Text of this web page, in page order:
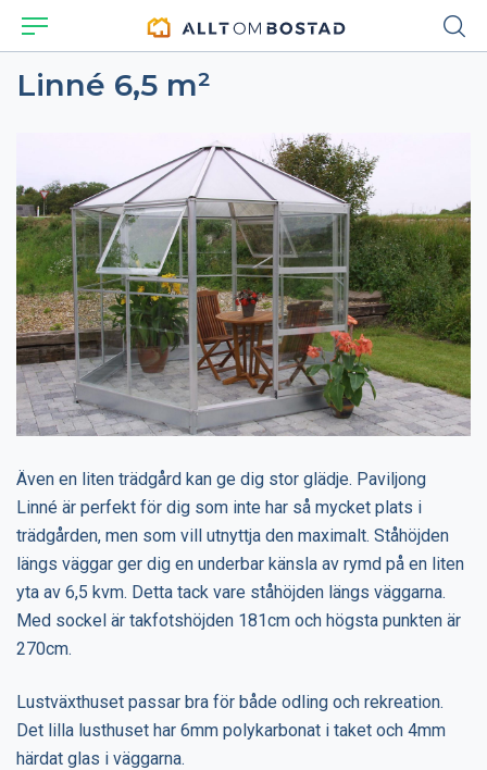
Linné 6,5 m²
Även en liten trädgård kan ge dig stor glädje. Paviljong
Linné är perfekt för dig som inte har så mycket plats i
trädgården, men som vill utnyttja den maximalt. Ståhöjden
längs väggar ger dig en underbar känsla av rymd på en liten
yta av 6,5 kvm. Detta tack vare ståhöjden längs väggarna.
Med sockel är takfotshöjden 181cm och högsta punkten är
270cm.
Lustväxthuset passar bra för både odling och rekreation.
Det lilla lusthuset har 6mm polykarbonat i taket och 4mm
härdat glas i väggarna.